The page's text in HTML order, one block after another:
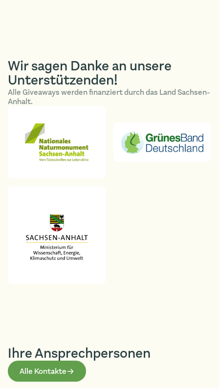
Wir sagen Danke an unsere
Unterstützenden!
Alle Giveaways werden finanziert durch das Land Sachsen-
Anhalt.
Ihre Ansprech­personen
Alle Kontakte